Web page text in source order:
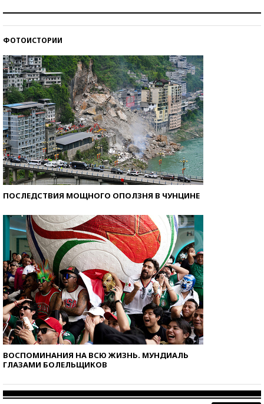
ФОТОИСТОРИИ
ПОСЛЕДСТВИЯ МОЩНОГО ОПОЛЗНЯ В ЧУНЦИНЕ
ВОСПОМИНАНИЯ НА ВСЮ ЖИЗНЬ. МУНДИАЛЬ
ГЛАЗАМИ БОЛЕЛЬЩИКОВ